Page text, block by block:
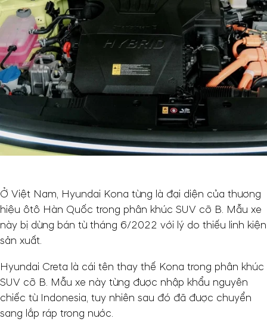
Ở Việt Nam, Hyundai Kona từng là đại diện của thương
hiệu ôtô Hàn Quốc trong phân khúc SUV cỡ B. Mẫu xe
này bị dừng bán từ tháng 6/2022 với lý do thiếu linh kiện
sản xuất.
Hyundai Creta là cái tên thay thế Kona trong phân khúc
SUV cỡ B. Mẫu xe này từng được nhập khẩu nguyên
chiếc từ Indonesia, tuy nhiên sau đó đã được chuyển
sang lắp ráp trong nước.